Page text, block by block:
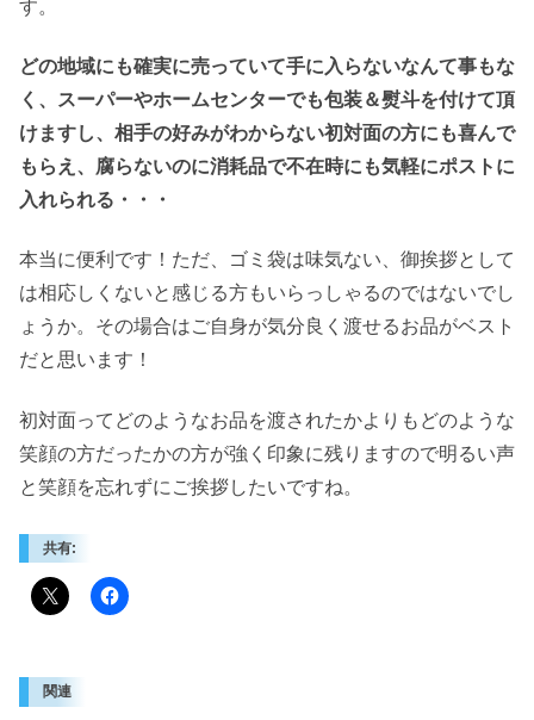
す。
どの地域にも確実に売っていて手に入らないなんて事もな
く、スーパーやホームセンターでも包装＆熨斗を付けて頂
けますし、相手の好みがわからない初対面の方にも喜んで
もらえ、腐らないのに消耗品で不在時にも気軽にポストに
入れられる・・・
本当に便利です！ただ、ゴミ袋は味気ない、御挨拶として
は相応しくないと感じる方もいらっしゃるのではないでし
ょうか。その場合はご自身が気分良く渡せるお品がベスト
だと思います！
初対面ってどのようなお品を渡されたかよりもどのような
笑顔の方だったかの方が強く印象に残りますので明るい声
と笑顔を忘れずにご挨拶したいですね。
共有:
関連